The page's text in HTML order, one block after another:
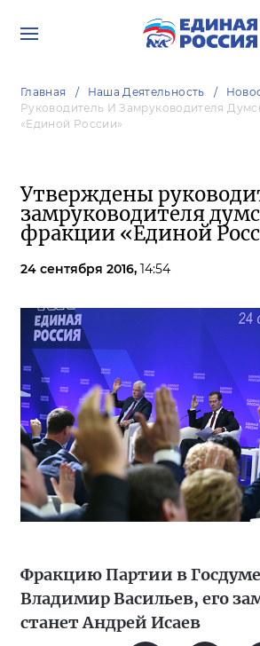
Главная Наша Деятельность
Руководитель И Замруководителя
«Единой России»
Утверждены
замруководителя
фракции «Единой
24 сентября 2016, 14:54
Фракцию Партии в
Владимир Васильев, его
станет Андрей Исаев